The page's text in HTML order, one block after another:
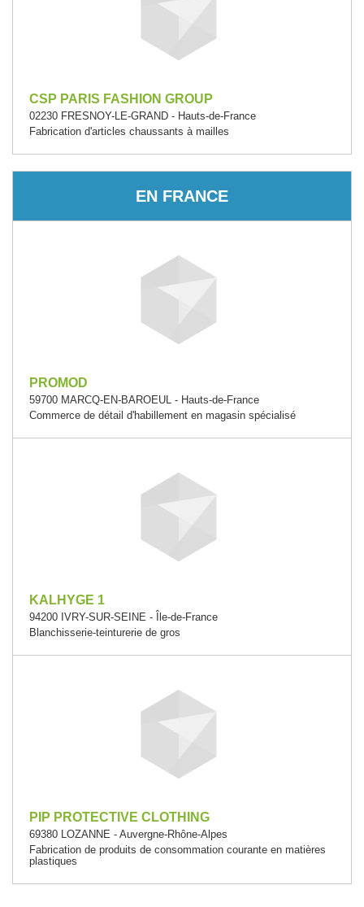
CSP PARIS FASHION GROUP
02230 FRESNOY-LE-GRAND - Hauts-de-France
Fabrication d'articles chaussants à mailles
EN FRANCE
PROMOD
59700 MARCQ-EN-BAROEUL - Hauts-de-France
Commerce de détail d'habillement en magasin spécialisé
KALHYGE 1
94200 IVRY-SUR-SEINE - Île-de-France
Blanchisserie-teinturerie de gros
PIP PROTECTIVE CLOTHING
69380 LOZANNE - Auvergne-Rhône-Alpes
Fabrication de produits de consommation courante en matières
plastiques